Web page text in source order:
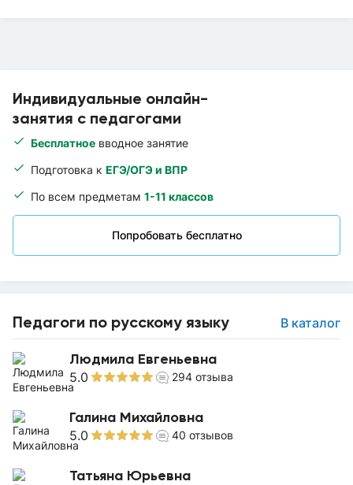
Индивидуальные онлайн-
занятия с педагогами
Бесплатное вводное занятие
Подготовка к ЕГЭ/ОГЭ и ВПР
По всем предметам 1-11 классов
Попробовать бесплатно
Педагоги по русскому языку В каталог
Людмила Евгеньевна
5.0 294 отзыва
Галина Михайловна
5.0 40 отзывов
Татьяна Юрьевна